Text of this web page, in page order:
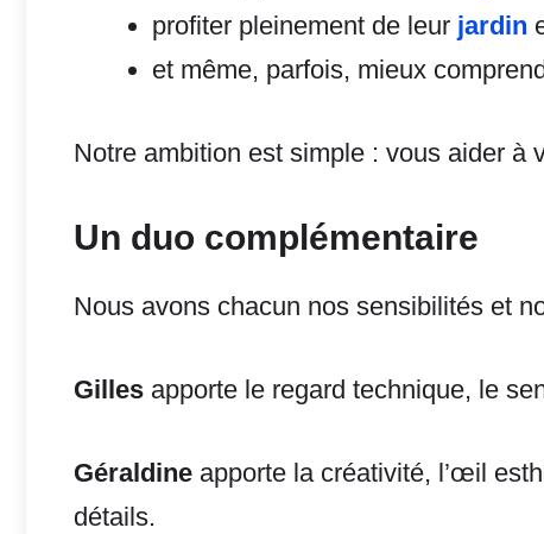
profiter pleinement de leur jardin
et même, parfois, mieux
Notre ambition est simple : vous aider à
Un duo complémentaire
Nous avons chacun nos sensibilités et
Gilles apporte le regard technique, le
Géraldine apporte la créativité, l’œil
détails.